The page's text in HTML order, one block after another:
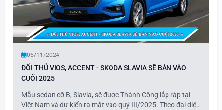
05/11/2024
ĐỐI THỦ VIOS, ACCENT - SKODA SLAVIA SẼ BÁN VÀO
CUỐI 2025
Mẫu sedan cỡ B, Slavia, sẽ được Thành Công lắp ráp tại
Việt Nam và dự kiến ra mắt vào quý III/2025. Theo đại diện